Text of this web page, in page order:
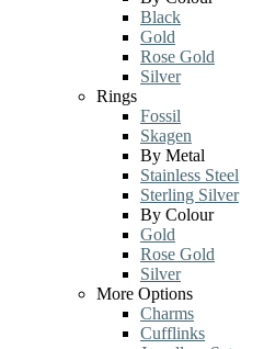
Black
Gold
Rose Gold
Silver
Rings
Fossil
Skagen
By Metal
Stainless Steel
Sterling Silver
By Colour
Gold
Rose Gold
Silver
More Options
Charms
Cufflinks